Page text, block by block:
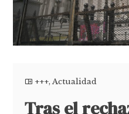
+++,Actualidad
Tras el